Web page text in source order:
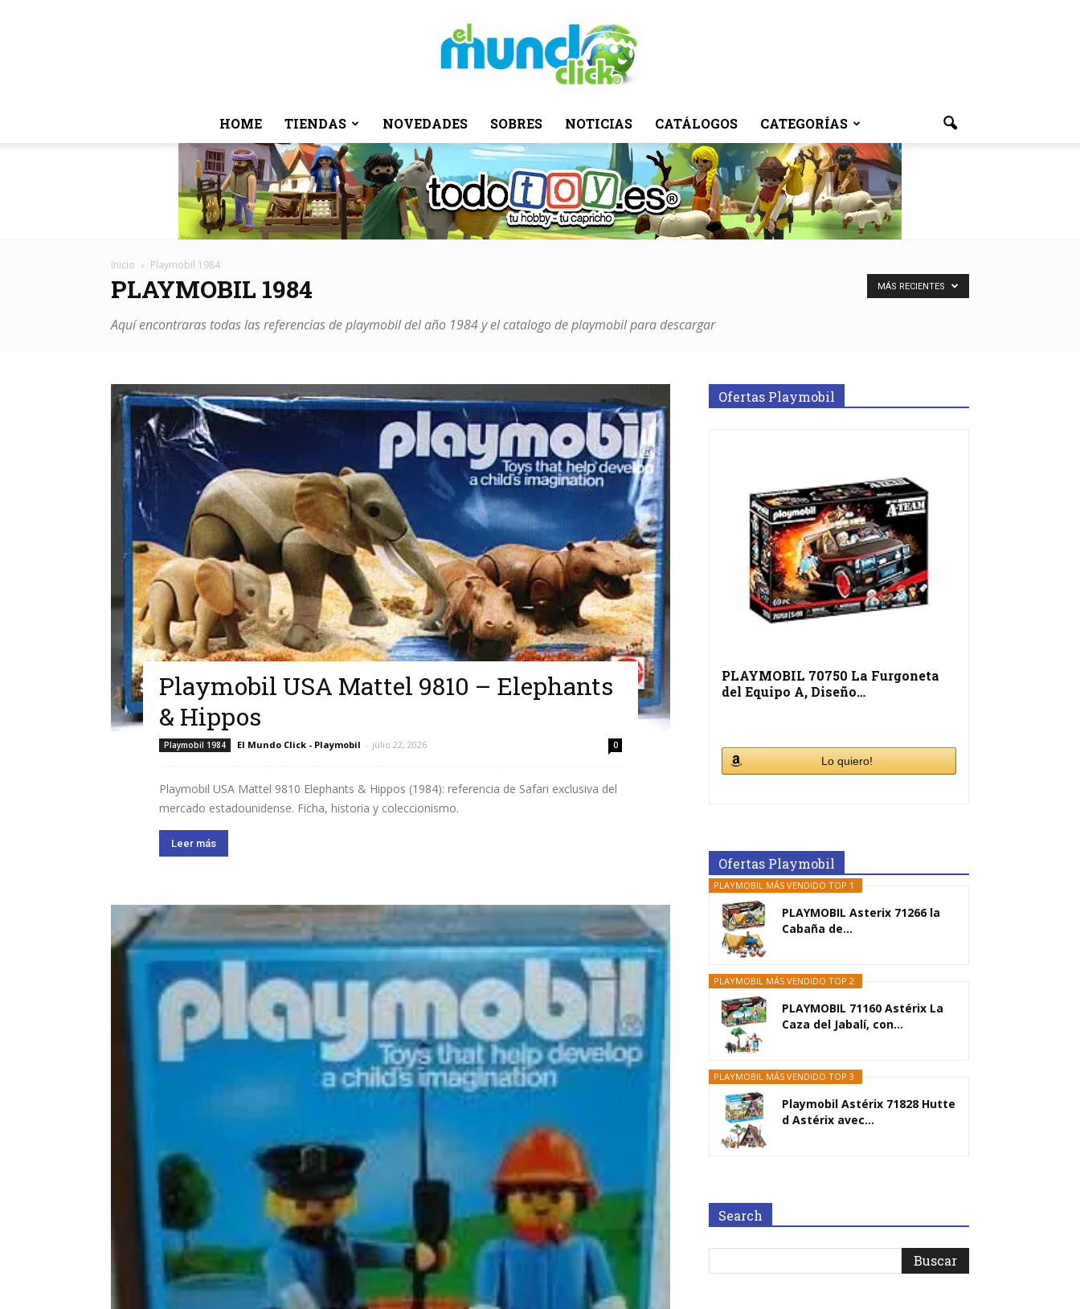
El
HOME TIENDAS NOVEDADES SOBRES NOTICIAS CATÁLOGOS CATEGORÍAS
Inicio Playmobil 1984
PLAYMOBIL 1984
Aquí encontraras todas las referencias de playmobil del año 1984 y el catalogo de playmobil para descargar
MÁS RECIENTES
Playmobil USA Mattel 9810 – Elephants
& Hippos
Playmobil 1984 El Mundo Click - Playmobil - julio 22, 2026 0
Playmobil USA Mattel 9810 Elephants & Hippos (1984): referencia de Safari exclusiva del
mercado estadounidense. Ficha, historia y coleccionismo.
Leer más
Ofertas Playmobil
PLAYMOBIL 70750 La Furgoneta
del Equipo A, Diseño…
Lo quiero!
Ofertas Playmobil
PLAYMOBIL MÁS VENDIDO TOP 1
PLAYMOBIL Asterix 71266 la
Cabaña de...
PLAYMOBIL MÁS VENDIDO TOP 2
PLAYMOBIL 71160 Astérix La
Caza del Jabalí, con...
PLAYMOBIL MÁS VENDIDO TOP 3
Playmobil Astérix 71828 Hutte
d Astérix avec...
Search